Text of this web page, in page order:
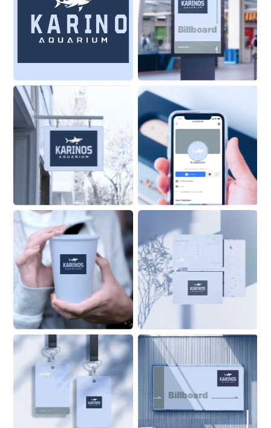
Billboard
ON BUILDING
Stroy Highlights
9:41
KARINOS
KARINOS
New playground. Same kid.
2.3M Followers
Actor
See KARINOS ’s About Info
Follow
Sansan Zhang
Position
Alaskanoil.com
Alaskanoil.com
Advertising
Display
Billboard